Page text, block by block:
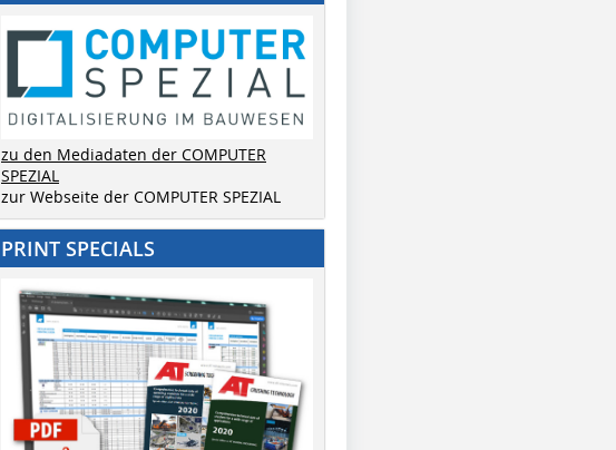
zu den Mediadaten der COMPUTER
SPEZIAL
zur Webseite der COMPUTER SPEZIAL
PRINT SPECIALS